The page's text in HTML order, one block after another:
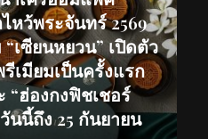
หว้พระจันทร์ 2569
เซียนหยวน” เปิดตัว
เมียมเป็นครั้งแรก
“ฮ่องกงฟิชเชอร์
นนี้ถึง 25 กันยายน